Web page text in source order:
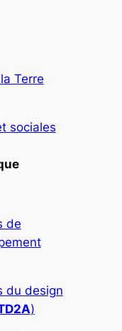
Terre
sociales
de
du design
)